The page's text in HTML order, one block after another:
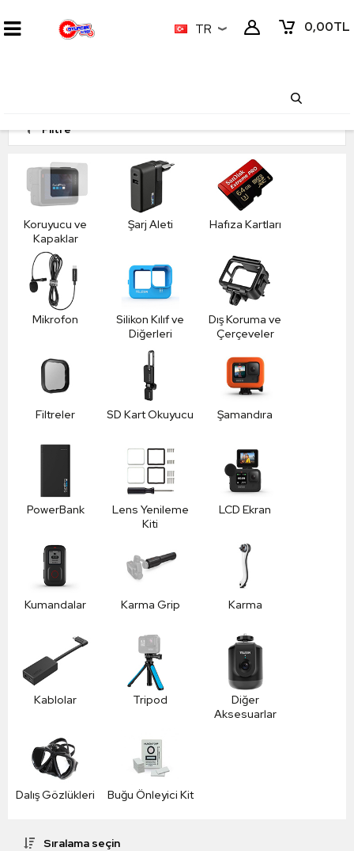
0,00TL
TR
Filtre
Koruyucu ve
Kapaklar
Şarj Aleti Hafıza Kartları
Mikrofon
Silikon Kılıf ve
Diğerleri
Dış Koruma ve
Çerçeveler
Filtreler SD Kart Okuyucu Şamandıra
PowerBank
Lens Yenileme
Kiti
LCD Ekran
Kumandalar Karma Grip Karma
Kablolar Tripod
Diğer
Aksesuarlar
Dalış Gözlükleri Buğu Önleyici Kit
Sıralama seçin